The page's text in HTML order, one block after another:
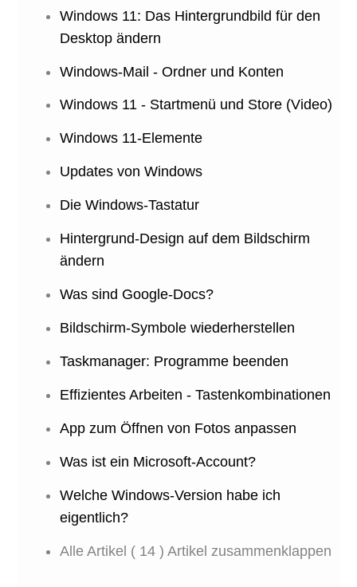
Windows 11: Das Hintergrundbild für den
Desktop ändern
Windows-Mail - Ordner und Konten
Windows 11 - Startmenü und Store (Video)
Windows 11-Elemente
Updates von Windows
Die Windows-Tastatur
Hintergrund-Design auf dem Bildschirm
ändern
Was sind Google-Docs?
Bildschirm-Symbole wiederherstellen
Taskmanager: Programme beenden
Effizientes Arbeiten - Tastenkombinationen
App zum Öffnen von Fotos anpassen
Was ist ein Microsoft-Account?
Welche Windows-Version habe ich
eigentlich?
Alle Artikel ( 14 ) Artikel zusammenklappen